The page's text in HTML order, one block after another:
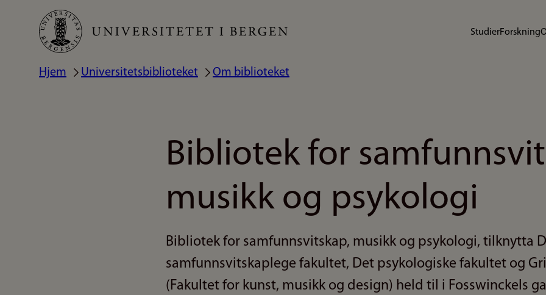
Hopp
hovedinnhold
StudierForskning
Navigasjonssti
Hjem Universitetsbiblioteket Om biblioteket
Bibliotek for
musikk og psykologi
Bibliotek for samfunnsvitskap, musikk og psykologi, tilknytta
samfunnsvitskaplege fakultet, Det psykologiske fakultet og
(Fakultet for kunst, musikk og design) held til i Fosswinckels